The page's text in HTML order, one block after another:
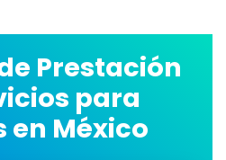
Prestación
para
en México